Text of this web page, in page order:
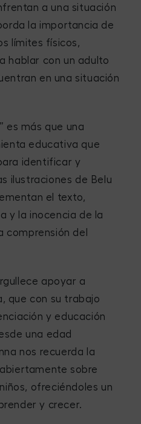
a una situación
la importancia de
límites físicos,
hablar con un adulto
en una situación
es más que una
educativa que
identificar y
ilustraciones de Belu
el texto,
y la inocencia de la
comprensión del
apoyar a
que con su trabajo
y educación
una edad
nos recuerda la
sobre
ofreciéndoles un
y crecer.